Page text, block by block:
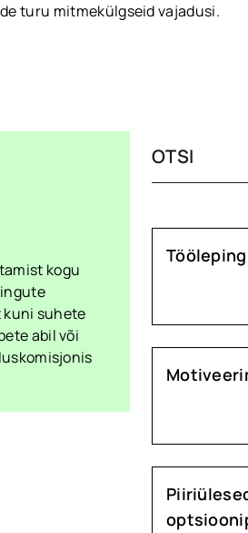
turu mitmekülgseid vajadusi.
kogu
suhete
abil või
Tööleping